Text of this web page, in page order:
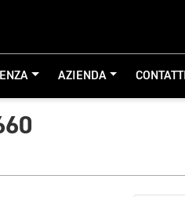
AZIENDA CONTATTI